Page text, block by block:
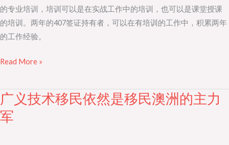
的专业培训，培训可以是在实战工作中的培训，也可以是课堂授课
的培训。两年的407签证持有者，可以在有培训的工作中，积累两年
的工作经验。
Read More »
广义技术移民依然是移民澳洲的主力
军
广
义
技